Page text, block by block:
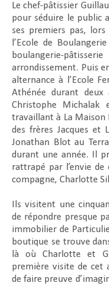
Le chef-pâtissier
pour séduire le public
ses premiers pas,
l’Ecole de
boulangerie-
arrondissement. Puis
alternance à l’Ecole
Athénée durant
Christophe Michalak
travaillant à La Maison
des frères Jacques et
Jonathan Blot au
durant une année. Il
rattrapé par l’envie
compagne, Charlotte
Ils visitent une
de répondre presque
immobilier de
boutique se trouve
là où Charlotte et
première visite de cet
de faire preuve